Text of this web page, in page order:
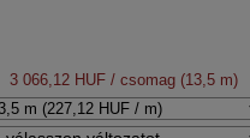
3 066,12 HUF / csomag (13,5 m)